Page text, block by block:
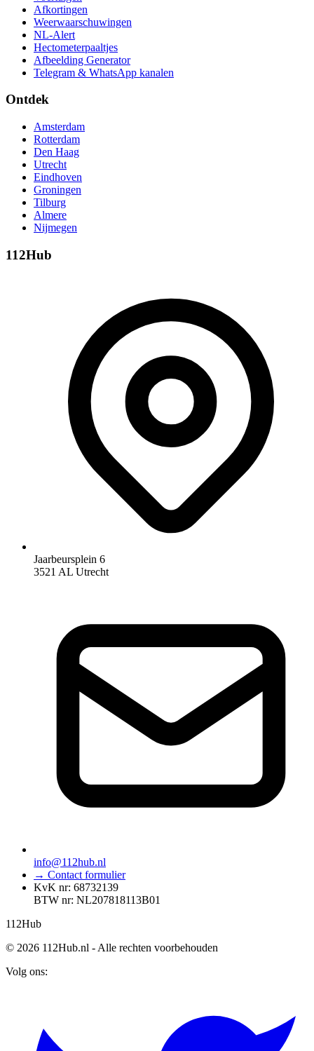
Afkortingen
Weerwaarschuwingen
NL-Alert
Hectometerpaaltjes
Afbeelding Generator
Telegram & WhatsApp kanalen
Ontdek
Amsterdam
Rotterdam
Den Haag
Utrecht
Eindhoven
Groningen
Tilburg
Almere
Nijmegen
112Hub
Jaarbeursplein 6
3521 AL Utrecht
info@112hub.nl
→ Contact formulier
KvK nr: 68732139
BTW nr: NL207818113B01
112Hub
© 2026 112Hub.nl - Alle rechten voorbehouden
Volg ons: